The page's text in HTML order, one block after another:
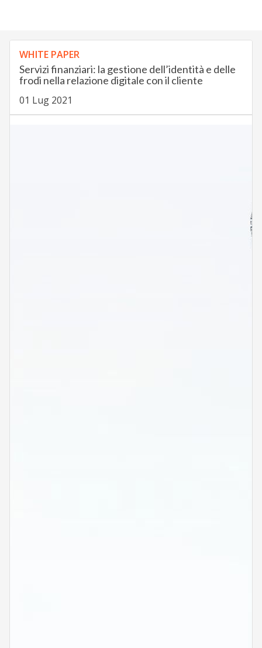
WHITE PAPER
Servizi finanziari: la gestione dell’identità e delle
frodi nella relazione digitale con il cliente
01 Lug 2021